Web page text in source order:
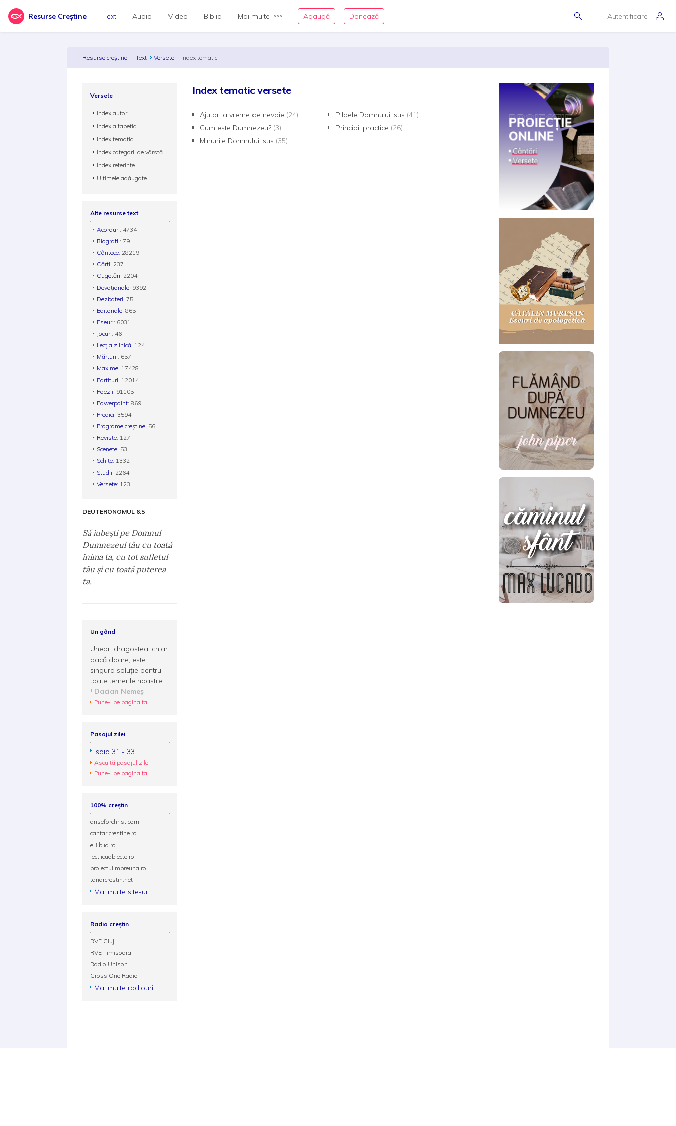
Resurse Creștine Autentificare
Text Audio Video Biblia Mai multe Adaugă Donează
Resurse creștine Text Versete Index tematic
Index tematic versete
Ajutor la vreme de nevoie (24)
Cum este Dumnezeu? (3)
Minunile Domnului Isus (35)
Pildele Domnului Isus (41)
Principii practice (26)
Versete
Index autori
Index alfabetic
Index tematic
Index categorii de vârstă
Index referințe
Ultimele adăugate
Alte resurse text
Acorduri: 4734
Biografii: 79
Cântece: 28219
Cărți: 237
Cugetări: 2204
Devoționale: 9392
Dezbateri: 75
Editoriale: 865
Eseuri: 6031
Jocuri: 46
Lecția zilnică: 124
Mărturii: 657
Maxime: 17428
Partituri: 12014
Poezii: 91105
Powerpoint: 869
Predici: 3594
Programe creștine: 56
Reviste: 127
Scenete: 53
Schițe: 1332
Studii: 2264
Versete: 123
DEUTERONOMUL 6:5
Să iubeşti pe Domnul
Dumnezeul tău cu toată
inima ta, cu tot sufletul
tău şi cu toată puterea
ta.
Un gând
Uneori dragostea, chiar
dacă doare, este
singura soluție pentru
toate temerile noastre.
Dacian Nemeș
Pune-l pe pagina ta
Pasajul zilei
Isaia 31 - 33
Ascultă pasajul zilei
Pune-l pe pagina ta
100% creștin
ariseforchrist.com
cantaricrestine.ro
eBiblia.ro
lectiicuobiecte.ro
proiectulimpreuna.ro
tanarcrestin.net
Mai multe site-uri
Radio creștin
RVE Cluj
RVE Timisoara
Radio Unison
Cross One Radio
Mai multe radiouri